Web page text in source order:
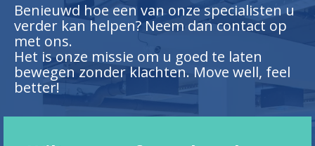
Benieuwd hoe een van onze specialisten u
verder kan helpen? Neem dan contact op
met ons.
Het is onze missie om u goed te laten
bewegen zonder klachten. Move well, feel
better!